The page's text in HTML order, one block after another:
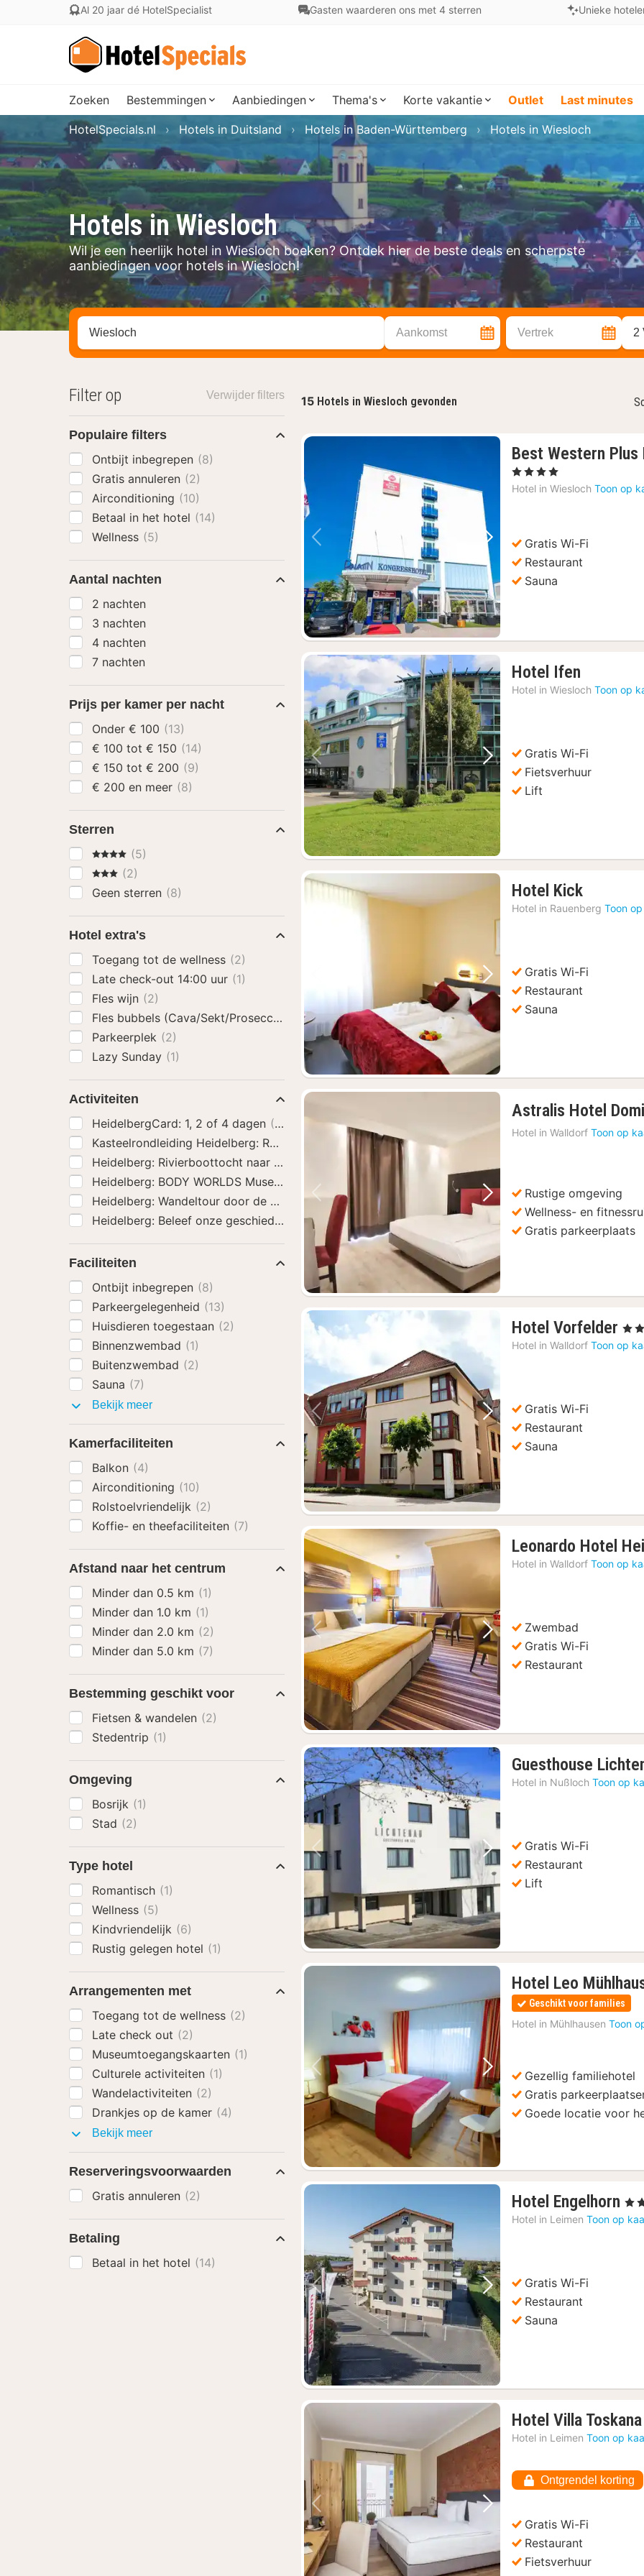
Al 20 jaar dé HotelSpecialist Gasten waarderen ons met 4 sterren Unieke
Zoeken Bestemmingen Aanbiedingen Thema's Korte vakantie Outlet Last minutes
Hotels in Wiesloch
Wil je een heerlijk hotel in Wiesloch boeken? Ontdek hier de beste deals en scherpste
aanbiedingen voor hotels in Wiesloch!
HotelSpecials.nl Hotels in Duitsland Hotels in Baden-Württemberg Hotels in Wiesloch
Zoek op hotel, regio of stad Aankomst Vertrek 2
15 Hotels in Wiesloch gevonden
Vorige foto Volgende foto
Best Western Plus
, 4 Sterren
Hotel in Wiesloch Toon op
Gratis Wi-Fi
Restaurant
Sauna
Vorige foto Volgende foto
Hotel Ifen
nacht
Hotel in Wiesloch Toon op
Gratis Wi-Fi
Fietsverhuur
Lift
Volgende foto
Hotel Kick1
nacht
Hotel in Rauenberg Toon
Gratis Wi-Fi
Restaurant
Sauna
Vorige foto Volgende foto
Astralis Hotel
Hotel in Walldorf Toon op
Rustige omgeving
Wellness- en
Gratis parkeerplaats
Vorige foto Volgende foto
Hotel Vorfelder 1
, 4
Hotel in Walldorf Toon op
Gratis Wi-Fi
Restaurant
Sauna
Vorige foto Volgende foto
Leonardo Hotel
Hotel in Walldorf Toon op
Zwembad
Gratis Wi-Fi
Restaurant
Vorige foto Volgende foto
Guesthouse
Hotel in Nußloch Toon op
Gratis Wi-Fi
Restaurant
Lift
Vorige foto Volgende foto
Hotel Leo
Geschikt voor families
Hotel in Mühlhausen Toon
Gezellig familiehotel
Gratis
Goede locatie voor
Vorige foto Volgende foto
Hotel Engelhorn 1
, 4
Hotel in Leimen Toon op
Gratis Wi-Fi
Restaurant
Sauna
Vorige foto Volgende foto
Hotel Villa Toskana
Hotel in Leimen Toon op
Ontgrendel korting
Gratis Wi-Fi
Restaurant
Fietsverhuur
Filter op Verwijder filters
Populaire filters
Ontbijt inbegrepen (8)
Gratis annuleren (2)
Airconditioning (10)
Betaal in het hotel (14)
Wellness (5)
Aantal nachten
2 nachten
3 nachten
4 nachten
7 nachten
Prijs per kamer per nacht
Onder € 100 (13)
€ 100 tot € 150 (14)
€ 150 tot € 200 (9)
€ 200 en meer (8)
Sterren
4 Sterren
(5)
3 Sterren
(2)
Geen sterren (8)
Hotel extra's
Toegang tot de wellness (2)
Late check-out 14:00 uur (1)
Fles wijn (2)
Fles bubbels (Cava/Sekt/Prosecco)
(2)
Parkeerplek (2)
Lazy Sunday (1)
Activiteiten
HeidelbergCard: 1, 2 of 4 dagen (1)
Kasteelrondleiding Heidelberg: Residentie van de Keurvorsten(1)
Heidelberg: Rivierboottocht naar Neckarsteinach met drankjes
Heidelberg: BODY WORLDS Museum Toegangbewijs
Heidelberg: Wandeltour door de oude binnenstad
(1)
Heidelberg: Beleef onze geschiedenis 1,5 uur tour door het historische stadscentrum(1)
Faciliteiten
Ontbijt inbegrepen (8)
Parkeergelegenheid (13)
Huisdieren toegestaan (2)
Binnenzwembad (1)
Buitenzwembad (2)
Sauna (7)
Bekijk meerFaciliteiten
Kamerfaciliteiten
Balkon (4)
Airconditioning (10)
Rolstoelvriendelijk (2)
Koffie- en theefaciliteiten (7)
Afstand naar het centrum
Minder dan 0.5 km (1)
Minder dan 1.0 km (1)
Minder dan 2.0 km (2)
Minder dan 5.0 km (7)
Bestemming geschikt voor
Fietsen & wandelen (2)
Stedentrip (1)
Omgeving
Bosrijk (1)
Stad (2)
Type hotel
Romantisch (1)
Wellness (5)
Kindvriendelijk (6)
Rustig gelegen hotel (1)
Arrangementen met
Toegang tot de wellness (2)
Late check out (2)
Museumtoegangskaarten (1)
Culturele activiteiten (1)
Wandelactiviteiten (2)
Drankjes op de kamer (4)
Bekijk meerArrangementen
Reserveringsvoorwaarden
Gratis annuleren (2)
Betaling
Betaal in het hotel (14)